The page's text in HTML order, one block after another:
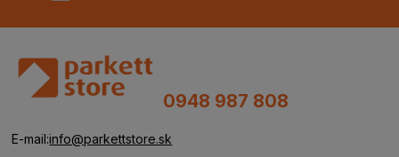
0948 987 808
E-mail:info@parkettstore.sk